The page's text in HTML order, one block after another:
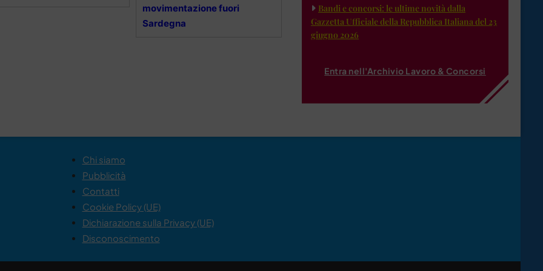
movimentazione fuori
Sardegna
Bandi e concorsi: le ultime novità dalla
Gazzetta Ufficiale della Repubblica Italiana del 23
giugno 2026
Entra nell'Archivio Lavoro & Concorsi
Chi siamo
Pubblicità
Contatti
Cookie Policy (UE)
Dichiarazione sulla Privacy (UE)
Disconoscimento